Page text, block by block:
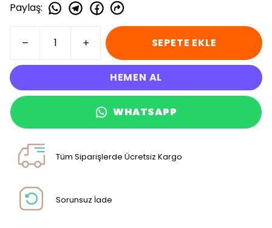
Paylaş:
SEPETE EKLE
HEMEN AL
WHATSAPP
Tüm Siparişlerde Ücretsiz Kargo
Sorunsuz İade